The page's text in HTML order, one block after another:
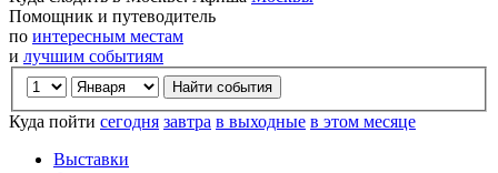
Помощник и путеводитель
по интересным местам
и лучшим событиям
Куда пойти сегодня завтра в выходные в этом месяце
Выставки